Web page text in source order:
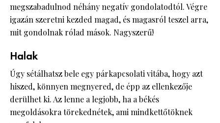
megszabadulnod néhány negatív gondolatodtól. Végre
igazán szeretni kezded magad, és magasról teszel arra,
mit gondolnak rólad mások. Nagyszerű!
Halak
Úgy sétálhatsz bele egy párkapcsolati vitába, hogy azt
hiszed, könnyen megnyered, de épp az ellenkezője
derülhet ki. Az lenne a legjobb, ha a békés
megoldásokra törekednétek, ami mindkettőtöknek